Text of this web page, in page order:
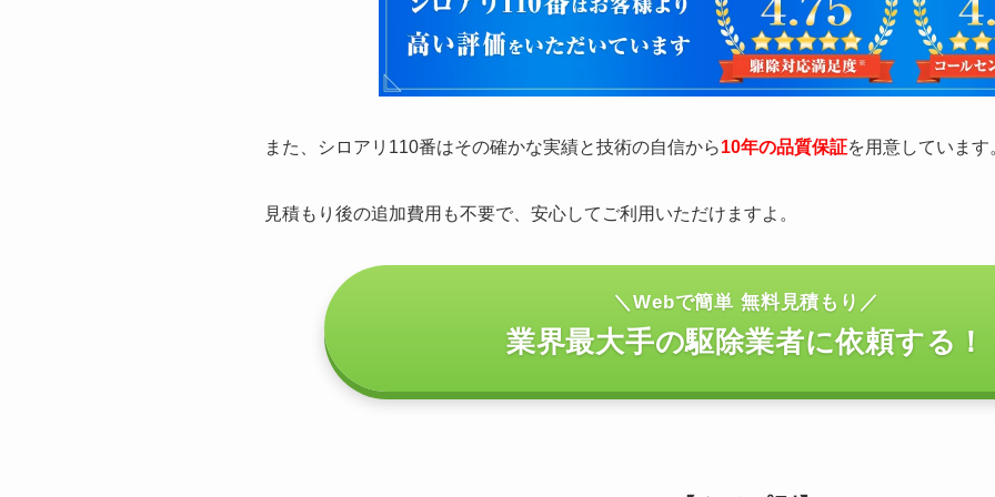
また、シロアリ110番はその確かな実績と技術の自信から10年の品質保証を用意しています
見積もり後の追加費用も不要で、安心してご利用いただけますよ。
＼Webで簡単 無料見積もり／
業界最大手の駆除業者に依頼する！